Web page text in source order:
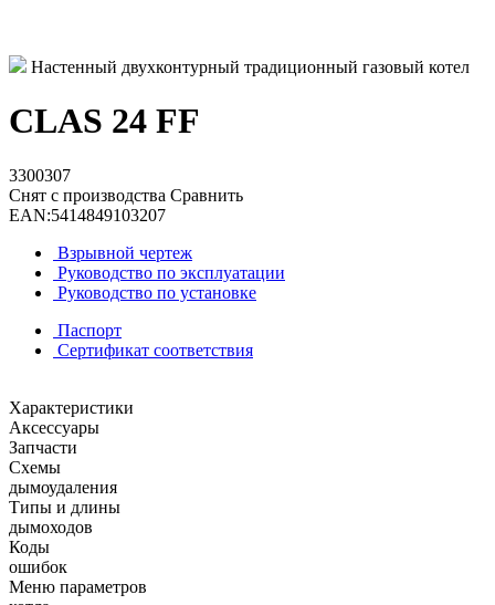
Настенный двухконтурный традиционный газовый котел
CLAS 24 FF
3300307
Снят с производства Сравнить
EAN:5414849103207
Взрывной чертеж
Руководство по эксплуатации
Руководство по установке
Паспорт
Сертификат соответствия
Характеристики
Аксессуары
Запчасти
Схемы
дымоудаления
Типы и длины
дымоходов
Коды
ошибок
Меню параметров